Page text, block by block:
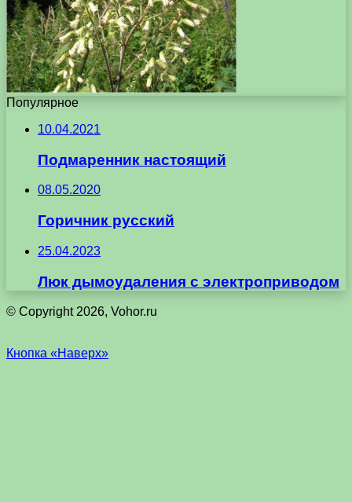
Популярное
10.04.2021
Подмаренник настоящий
08.05.2020
Горичник русский
25.04.2023
Люк дымоудаления с электроприводом
© Copyright 2026, Vohor.ru
Кнопка «Наверх»